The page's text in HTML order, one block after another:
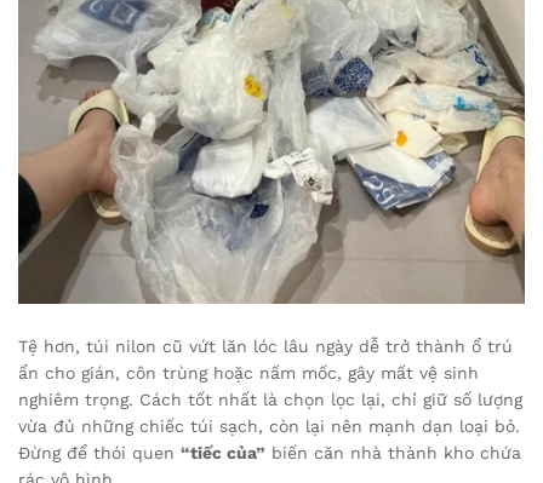
Tệ hơn, túi nilon cũ vứt lăn lóc lâu ngày dễ trở thành ổ trú
ẩn cho gián, côn trùng hoặc nấm mốc, gây mất vệ sinh
nghiêm trọng. Cách tốt nhất là chọn lọc lại, chỉ giữ số lượng
vừa đủ những chiếc túi sạch, còn lại nên mạnh dạn loại bỏ.
Đừng để thói quen “tiếc của” biến căn nhà thành kho chứa
rác vô hình.